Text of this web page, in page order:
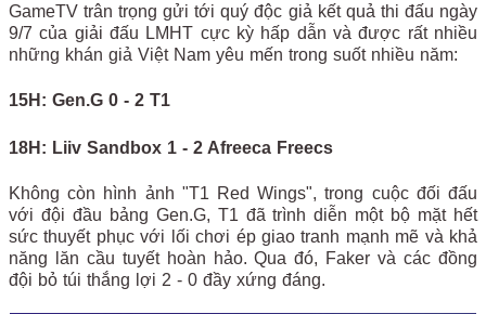
GameTV trân trọng gửi tới quý độc giả kết quả thi đấu ngày
9/7 của giải đấu LMHT cực kỳ hấp dẫn và được rất nhiều
những khán giả Việt Nam yêu mến trong suốt nhiều năm:
15H: Gen.G 0 - 2 T1
18H: Liiv Sandbox 1 - 2 Afreeca Freecs
Không còn hình ảnh "T1 Red Wings", trong cuộc đối đấu
với đội đầu bảng Gen.G, T1 đã trình diễn một bộ mặt hết
sức thuyết phục với lối chơi ép giao tranh mạnh mẽ và khả
năng lăn cầu tuyết hoàn hảo. Qua đó, Faker và các đồng
đội bỏ túi thắng lợi 2 - 0 đầy xứng đáng.